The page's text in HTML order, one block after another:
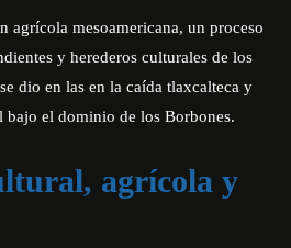
agrícola mesoamericana, un proceso
y herederos culturales de los
dio en las en la caída tlaxcalteca y
bajo el dominio de los Borbones.
agrícola y